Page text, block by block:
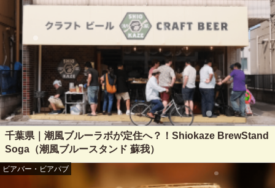
千葉県｜潮風ブルーラボが定住へ？！Shiokaze BrewStand
Soga（潮風ブルースタンド 蘇我）
ビアバー・ビアパブ